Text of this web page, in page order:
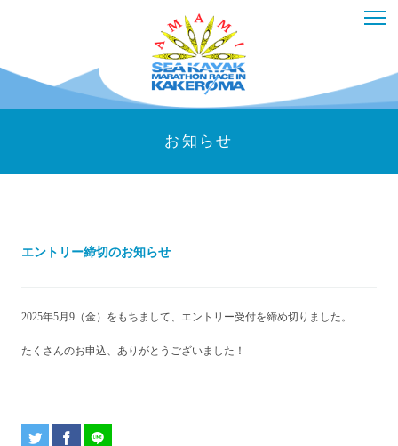
お知らせ
エントリー締切のお知らせ
2025年5月9（金）をもちまして、エントリー受付を締め切りました。
たくさんのお申込、ありがとうございました！